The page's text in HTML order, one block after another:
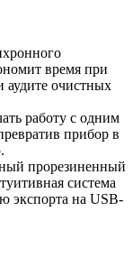
время при
аудите очистных
работу с одним
прибор в
прорезиненный
система
экспорта на USB-